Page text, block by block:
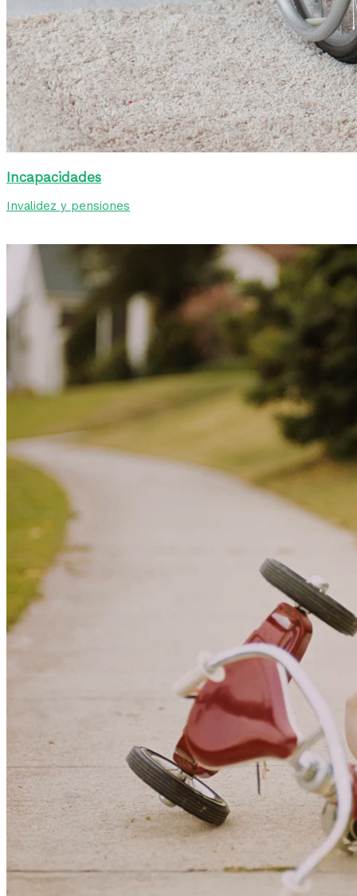
Incapacidades
Invalidez y pensiones